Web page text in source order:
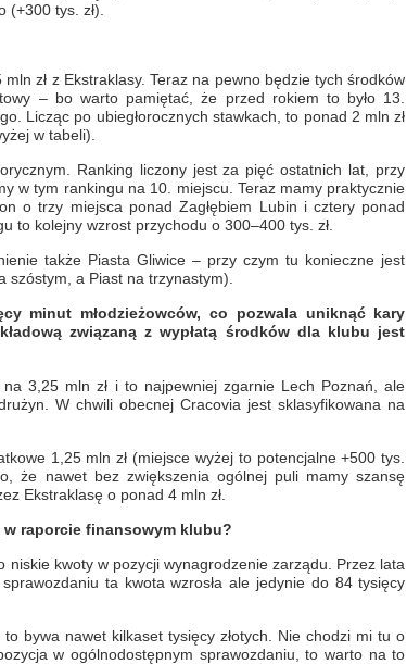
tys. zł).
zł z Ekstraklasy. Teraz na pewno będzie tych środków
– bo warto pamiętać, że przed rokiem to było 13.
Licząc po ubiegłorocznych stawkach, to ponad 2 mln zł
w tabeli).
Ranking liczony jest za pięć ostatnich lat, przy
w tym rankingu na 10. miejscu. Teraz mamy praktycznie
o trzy miejsca ponad Zagłębiem Lubin i cztery ponad
to kolejny wzrost przychodu o 300–400 tys. zł.
także Piasta Gliwice – przy czym tu konieczne jest
szóstym, a Piast na trzynastym).
minut młodzieżowców, co pozwala uniknąć kary
związaną z wypłatą środków dla klubu jest
3,25 mln zł i to najpewniej zgarnie Lech Poznań, ale
W chwili obecnej Cracovia jest sklasyfikowana na
1,25 mln zł (miejsce wyżej to potencjalne +500 tys.
że nawet bez zwiększenia ogólnej puli mamy szansę
Ekstraklasę o ponad 4 mln zł.
w raporcie finansowym klubu?
kwoty w pozycji wynagrodzenie zarządu. Przez lata
ta kwota wzrosła ale jedynie do 84 tysięcy
bywa nawet kilkaset tysięcy złotych. Nie chodzi mi tu o
w ogólnodostępnym sprawozdaniu, to warto na to